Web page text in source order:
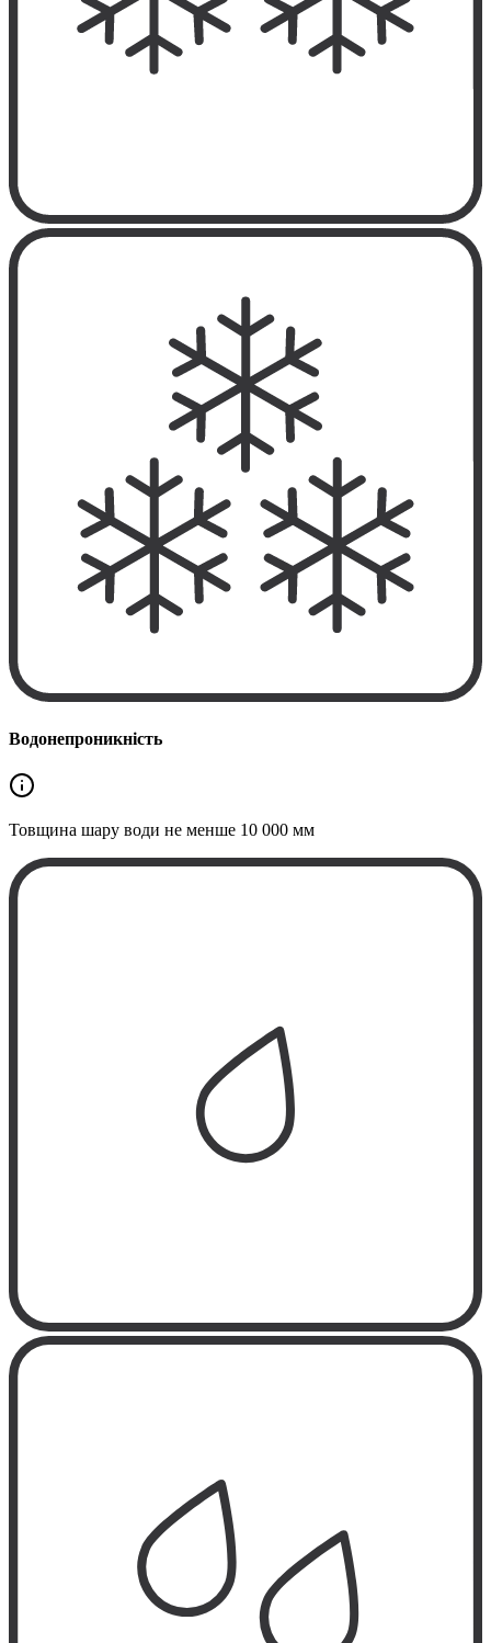
Водонепроникність
Товщина шару води не менше 10 000 мм